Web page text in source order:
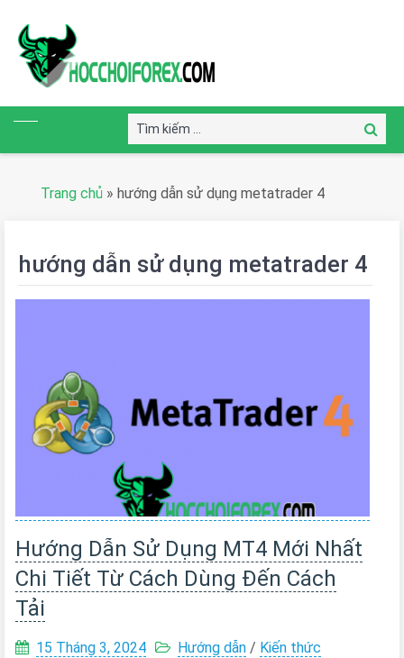
Tìm
kiếm:
Tìm
kiếm
Trang chủ » hướng dẫn sử dụng metatrader 4
hướng dẫn sử dụng metatrader 4
Hướng Dẫn Sử Dụng MT4 Mới Nhất
Chi Tiết Từ Cách Dùng Đến Cách
Tải
15 Tháng 3, 2024 Hướng dẫn / Kiến thức